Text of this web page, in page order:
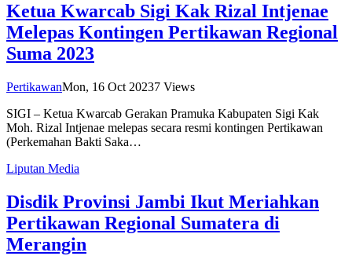
Ketua Kwarcab Sigi Kak Rizal Intjenae
Melepas Kontingen Pertikawan Regional
Suma 2023
PertikawanMon, 16 Oct 20237 Views
SIGI – Ketua Kwarcab Gerakan Pramuka Kabupaten Sigi Kak
Moh. Rizal Intjenae melepas secara resmi kontingen Pertikawan
(Perkemahan Bakti Saka…
Liputan Media
Disdik Provinsi Jambi Ikut Meriahkan
Pertikawan Regional Sumatera di
Merangin